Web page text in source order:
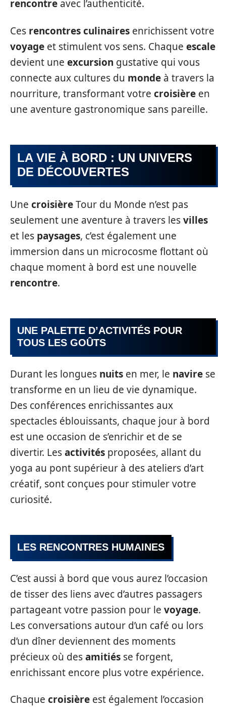
rencontre avec l’authenticité.
Ces rencontres culinaires enrichissent votre
voyage et stimulent vos sens. Chaque escale
devient une excursion gustative qui vous
connecte aux cultures du monde à travers la
nourriture, transformant votre croisière en
une aventure gastronomique sans pareille.
LA VIE À BORD : UN UNIVERS
DE DÉCOUVERTES
Une croisièreTour du Monde n’est pas
seulement une aventure à travers lesvilles
et les paysages, c’est également une
immersion dans un microcosme flottant où
chaque moment à bord est une nouvelle
rencontre.
UNE PALETTE D’ACTIVITÉS POUR
TOUS LES GOÛTS
Durant les longues nuits en mer, le navire se
transforme en un lieu de vie dynamique.
Des conférences enrichissantes aux
spectacles éblouissants, chaque jour à bord
est une occasion de s’enrichir et de se
divertir. Lesactivités proposées, allant du
yoga au pont supérieur à des ateliers d’art
créatif, sont conçues pour stimuler votre
curiosité.
LES RENCONTRES HUMAINES
C’est aussi à bord que vous aurez l’occasion
de tisser des liens avec d’autres passagers
partageant votre passion pour le voyage.
Les conversations autour d’un café ou lors
d’un dîner deviennent des moments
précieux où desamitiés se forgent,
enrichissant encore plus votre expérience.
Chaque croisière est également l’occasion